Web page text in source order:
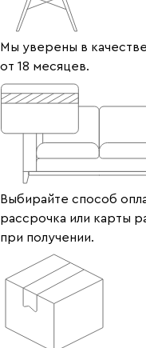
Мы уверены в
от 18 месяцев.
Выбирайте способ
рассрочка или карты
при получении.